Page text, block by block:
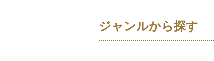
ジャンルから探す